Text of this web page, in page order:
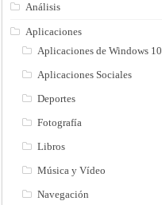
Análisis
Aplicaciones
Aplicaciones de Windows 10
Aplicaciones Sociales
Deportes
Fotografía
Libros
Música y Vídeo
Navegación